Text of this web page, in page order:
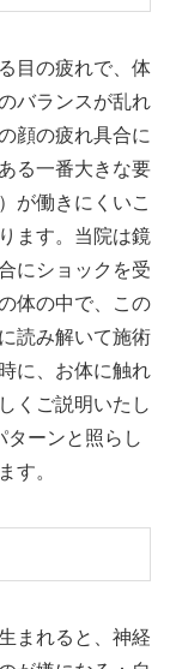
目の疲れで、体
バランスが乱れ
顔の疲れ具合に
る一番大きな要
が働きにくいこ
ます。当院は鏡
にショックを受
体の中で、この
読み解いて施術
に、お体に触れ
くご説明いたし
ターンと照らし
す。
まれると、神経